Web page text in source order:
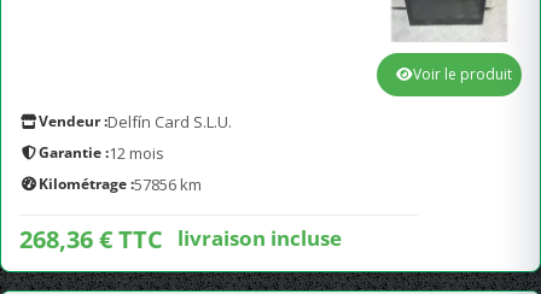
Vendeur :Delfín Card S.L.U.
Garantie :12 mois
Kilométrage :57856 km
268,36 € TTC livraison incluse
Voir le produit